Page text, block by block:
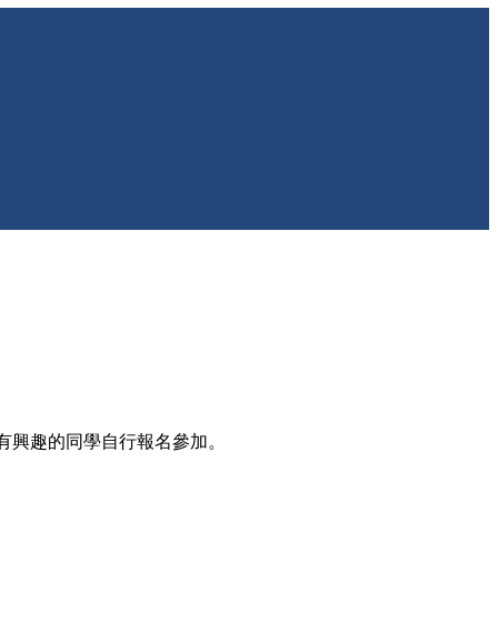
興趣的同學自行報名參加。